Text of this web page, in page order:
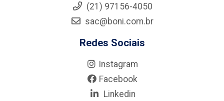
(21) 97156-4050
sac@boni.com.br
Redes Sociais
Instagram
Facebook
Linkedin